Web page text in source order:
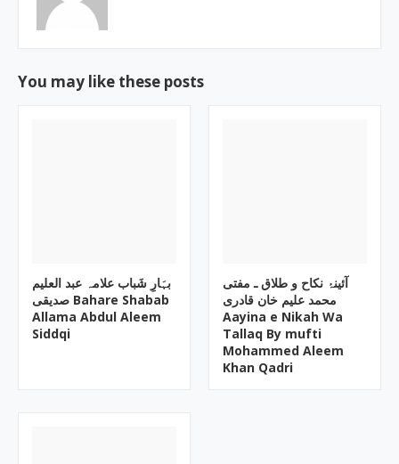
You may like these posts
بہَارِ شَباب علامہ عبد العلیم
صدیقی Bahare Shabab
Allama Abdul Aleem
Siddqi
آئینۂ نکاح و طلاق ـ مفتی
محمد علیم خان قادری
Aayina e Nikah Wa
Tallaq By mufti
Mohammed Aleem
Khan Qadri